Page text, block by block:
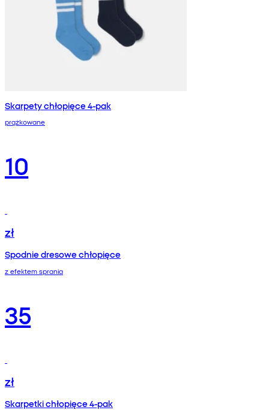
Skarpety chłopięce 4-pak
prążkowane
10
zł
Spodnie dresowe chłopięce
z efektem sprania
35
zł
Skarpetki chłopięce 4-pak